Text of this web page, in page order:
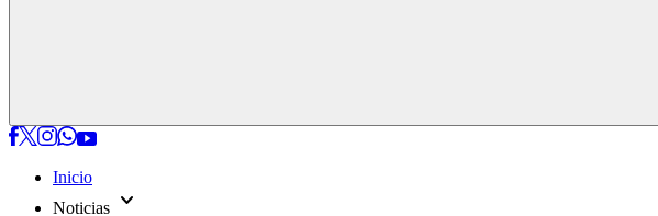
Inicio
Noticias expand_more